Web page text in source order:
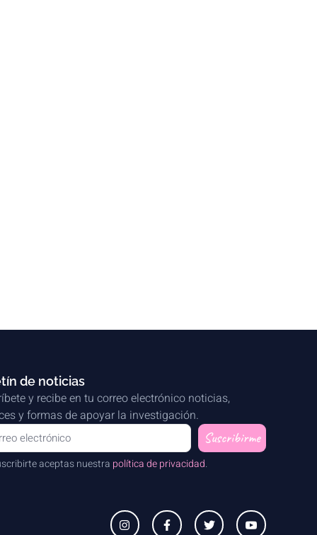
de noticias
y recibe en tu correo electrónico noticias,
y formas de apoyar la investigación.
Suscribirme
aceptas nuestra política de privacidad.